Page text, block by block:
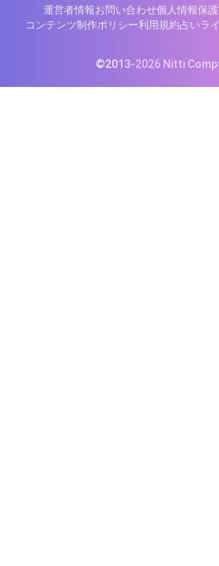
運営者情報お問い合わせ個人情報保
コンテンツ制作ポリシー利用規約占いラ
©2013-2026 Nitti